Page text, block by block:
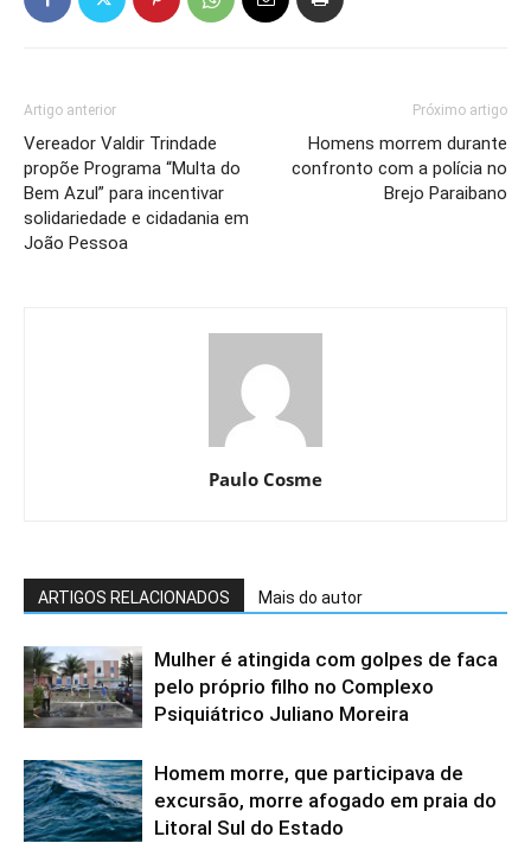
Artigo anterior
Vereador Valdir Trindade
propõe Programa “Multa do
Bem Azul” para incentivar
solidariedade e cidadania em
João Pessoa
Próximo artigo
Homens morrem durante
confronto com a polícia no
Brejo Paraibano
Paulo Cosme
ARTIGOS RELACIONADOS Mais do autor
Mulher é atingida com golpes de faca
pelo próprio filho no Complexo
Psiquiátrico Juliano Moreira
Homem morre, que participava de
excursão, morre afogado em praia do
Litoral Sul do Estado